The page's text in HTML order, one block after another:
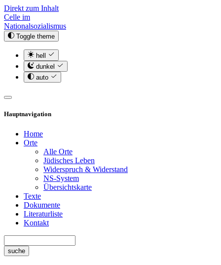
Direkt zum Inhalt
Celle im
Nationalsozialismus
Toggle theme
hell
dunkel
auto
Hauptnavigation
Home
Orte
Alle Orte
Jüdisches Leben
Widerspruch & Widerstand
NS-System
Übersichtskarte
Texte
Dokumente
Literaturliste
Kontakt